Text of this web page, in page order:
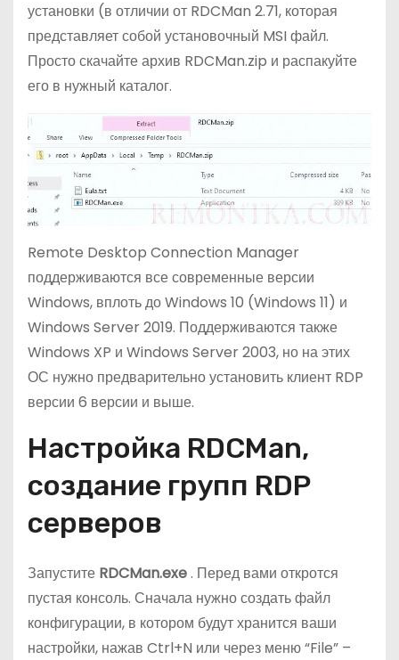
установки (в отличии от RDCMan 2.71, которая
представляет собой установочный MSI файл.
Просто скачайте архив RDCMan.zip и распакуйте
его в нужный каталог.
Remote Desktop Connection Manager
поддерживаются все современные версии
Windows, вплоть до Windows 10 (Windows 11) и
Windows Server 2019. Поддерживаются также
Windows XP и Windows Server 2003, но на этих
ОС нужно предварительно установить клиент RDP
версии 6 версии и выше.
Настройка RDCMan,
создание групп RDP
серверов
Запустите RDCMan.exe. Перед вами откротся
пустая консоль. Сначала нужно создать файл
конфигурации, в котором будут хранится ваши
настройки, нажав Ctrl+N или через меню “File” –